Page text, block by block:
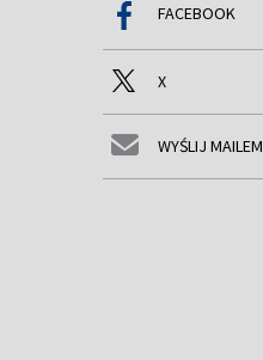
FACEBOOK
X
WYŚLIJ MAILEM